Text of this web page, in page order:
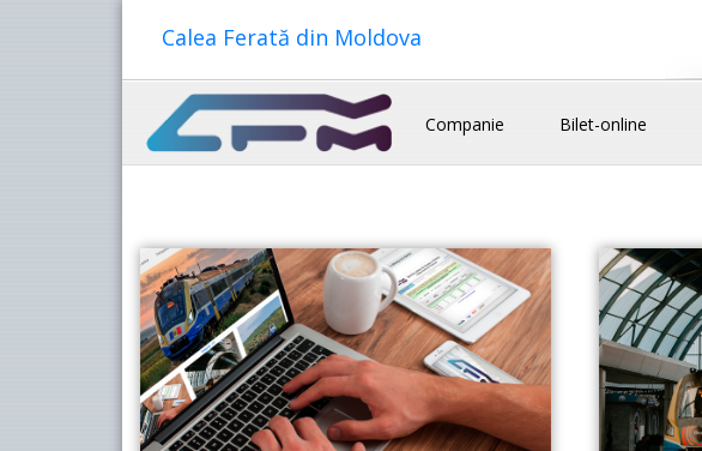
Calea Ferată din Moldova
Companie Bilet-online